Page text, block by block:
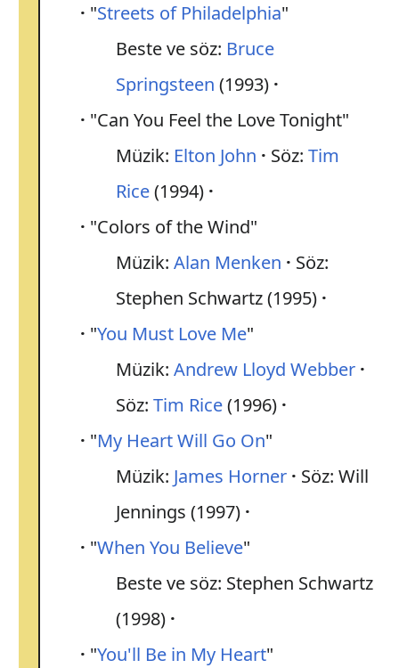
"Streets of Philadelphia"
Beste ve söz: Bruce
Springsteen (1993)
"Can You Feel the Love Tonight"
Müzik: Elton John Söz: Tim
Rice(1994)
"Colors of the Wind"
Müzik: Alan Menken
Söz:
Stephen Schwartz (1995)
"You Must Love Me"
Müzik: Andrew Lloyd Webber
Söz: Tim Rice(1996)
"My Heart Will Go On"
Müzik: James Horner
Söz: Will
Jennings (1997)
"When You Believe"
Beste ve söz: Stephen Schwartz
(1998)
"You'll Be in My Heart"